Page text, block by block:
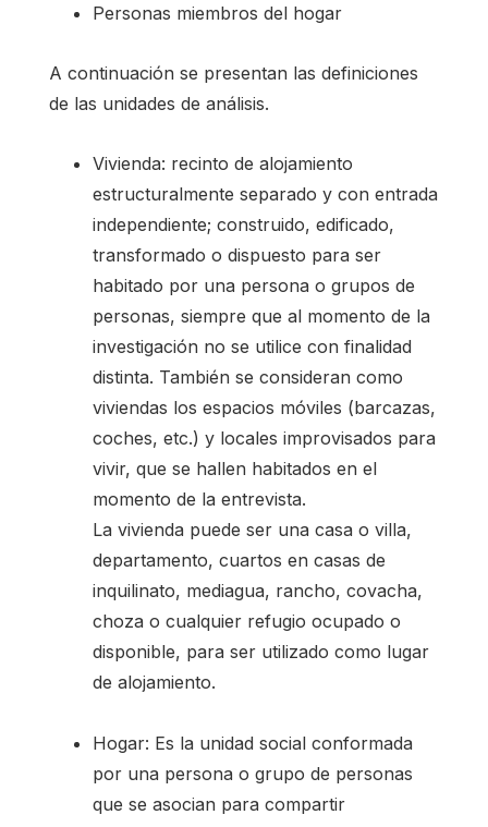
Personas miembros del hogar
A continuación se presentan las definiciones
de las unidades de análisis.
Vivienda: recinto de alojamiento
estructuralmente separado y con entrada
independiente; construido, edificado,
transformado o dispuesto para ser
habitado por una persona o grupos de
personas, siempre que al momento de la
investigación no se utilice con finalidad
distinta. También se consideran como
viviendas los espacios móviles (barcazas,
coches, etc.) y locales improvisados para
vivir, que se hallen habitados en el
momento de la entrevista.
La vivienda puede ser una casa o villa,
departamento, cuartos en casas de
inquilinato, mediagua, rancho, covacha,
choza o cualquier refugio ocupado o
disponible, para ser utilizado como lugar
de alojamiento.
Hogar: Es la unidad social conformada
por una persona o grupo de personas
que se asocian para compartir